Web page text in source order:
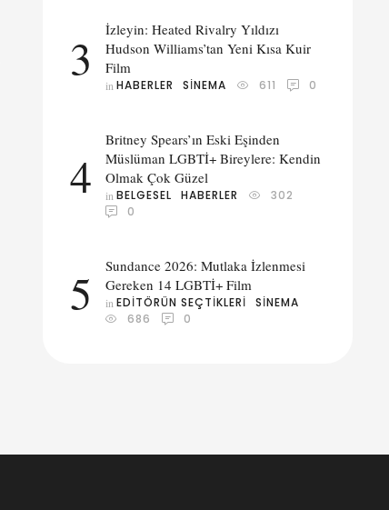
3
İzleyin: Heated Rivalry Yıldızı
Hudson Williams’tan Yeni Kısa Kuir
Film
in HABERLER SINEMA 611 0
4
Britney Spears’ın Eski Eşinden
Müslüman LGBTİ+ Bireylere: Kendin
Olmak Çok Güzel
in BELGESEL HABERLER
302
0
5
Sundance 2026: Mutlaka İzlenmesi
Gereken 14 LGBTİ+ Film
in EDITÖRÜN SEÇTIKLERI
SINEMA
686
0